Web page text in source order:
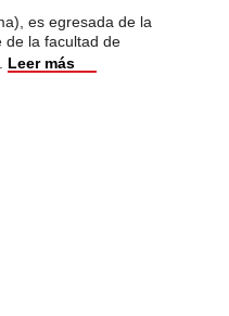
es egresada de la
de la facultad de
Leer más